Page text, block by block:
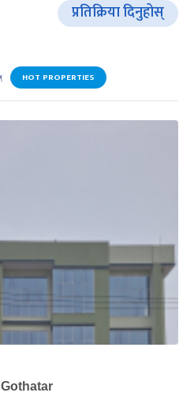
प्रतिक्रिया दिनुहोस्
HOT PROPERTIES